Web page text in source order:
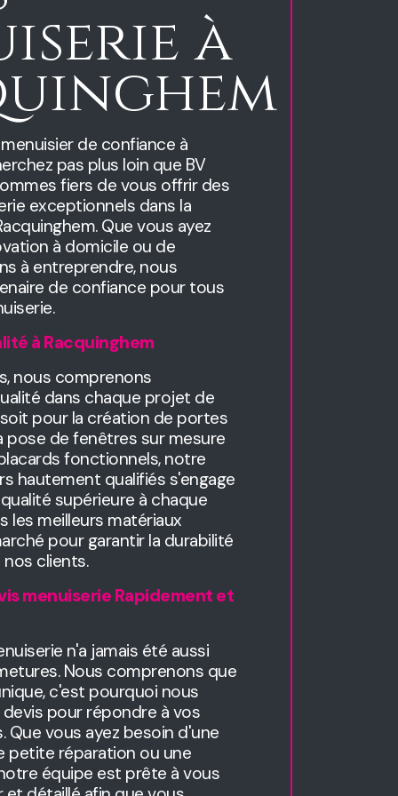
à
de confiance à
pas plus loin que BV
fiers de vous offrir des
exceptionnels dans la
Que vous ayez
à domicile ou de
à entreprendre, nous
de confiance pour tous
à Racquinghem
nous comprenons
dans chaque projet de
pour la création de portes
pose de fenêtres sur mesure
fonctionnels, notre
hautement qualifiés s'engage
supérieure à chaque
les meilleurs matériaux
pour garantir la durabilité
clients.
menuiserie Rapidement et
n'a jamais été aussi
Nous comprenons que
c'est pourquoi nous
pour répondre à vos
Que vous ayez besoin d'une
petite réparation ou une
équipe est prête à vous